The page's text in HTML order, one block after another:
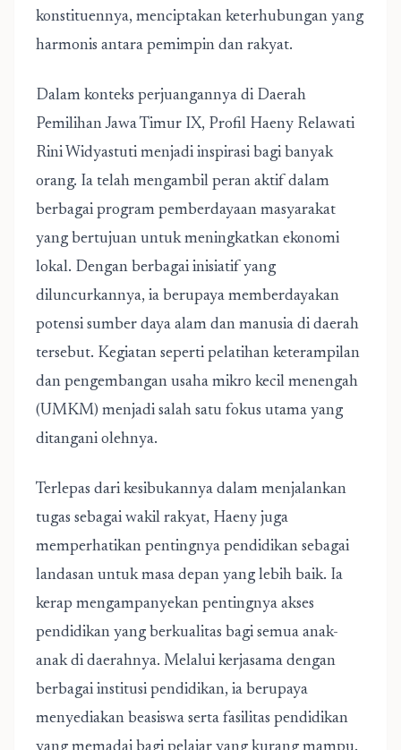
konstituennya, menciptakan keterhubungan yang
harmonis antara pemimpin dan rakyat.
Dalam konteks perjuangannya di Daerah
Pemilihan Jawa Timur IX, Profil Haeny Relawati
Rini Widyastuti menjadi inspirasi bagi banyak
orang. Ia telah mengambil peran aktif dalam
berbagai program pemberdayaan masyarakat
yang bertujuan untuk meningkatkan ekonomi
lokal. Dengan berbagai inisiatif yang
diluncurkannya, ia berupaya memberdayakan
potensi sumber daya alam dan manusia di daerah
tersebut. Kegiatan seperti pelatihan keterampilan
dan pengembangan usaha mikro kecil menengah
(UMKM) menjadi salah satu fokus utama yang
ditangani olehnya.
Terlepas dari kesibukannya dalam menjalankan
tugas sebagai wakil rakyat, Haeny juga
memperhatikan pentingnya pendidikan sebagai
landasan untuk masa depan yang lebih baik. Ia
kerap mengampanyekan pentingnya akses
pendidikan yang berkualitas bagi semua anak-
anak di daerahnya. Melalui kerjasama dengan
berbagai institusi pendidikan, ia berupaya
menyediakan beasiswa serta fasilitas pendidikan